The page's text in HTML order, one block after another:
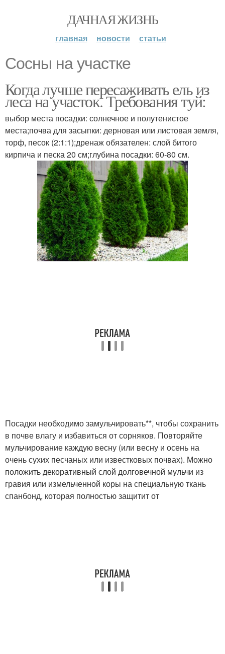
ДАЧНАЯ ЖИЗНЬ
главная новости статьи
Сосны на участке
Когда лучше пересаживать ель из
леса на участок. Требования туй:
выбор места посадки: солнечное и полутенистое
места;почва для засыпки: дерновая или листовая земля,
торф, песок (2:1:1);дренаж обязателен: слой битого
кирпича и песка 20 см;глубина посадки: 60-80 см.
Посадки необходимо замульчировать**, чтобы сохранить
в почве влагу и избавиться от сорняков. Повторяйте
мульчирование каждую весну (или весну и осень на
очень сухих песчаных или известковых почвах). Можно
положить декоративный слой долговечной мульчи из
гравия или измельченной коры на специальную ткань
спанбонд, которая полностью защитит от